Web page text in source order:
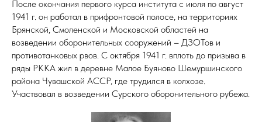
После окончания первого курса института с июля по август
1941 г. он работал в прифронтовой полосе, на территориях
Брянской, Смоленской и Московской областей на
возведении оборонительных сооружений – ДЗОТов и
противотанковых рвов. С октября 1941 г. вплоть до призыва в
ряды РККА жил в деревне Малое Буяново Шемуршинского
района Чувашской АССР, где трудился в колхозе.
Участвовал в возведении Сурского оборонительного рубежа.